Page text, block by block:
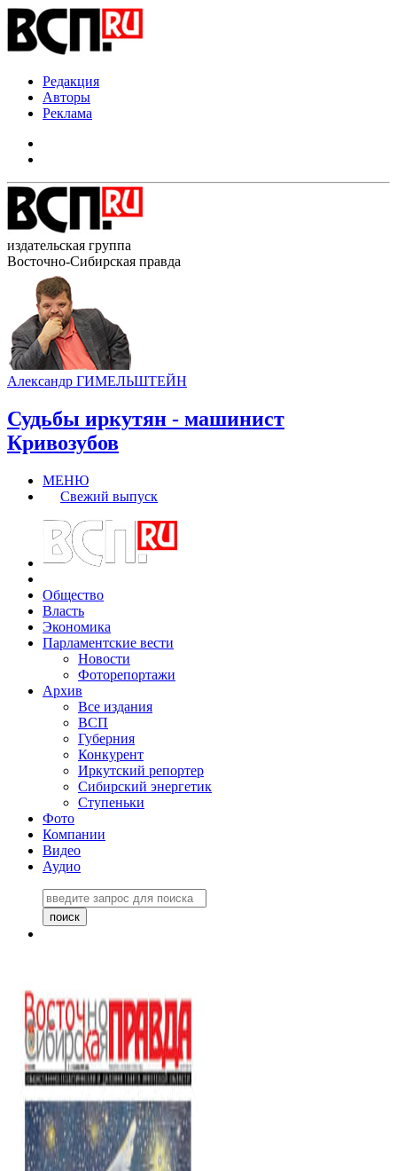
Редакция
Авторы
Реклама
издательская группа
Восточно-Сибирская правда
Александр ГИМЕЛЬШТЕЙН
Судьбы иркутян - машинист
Кривозубов
МЕНЮ
Свежий выпуск
Общество
Власть
Экономика
Парламентские вести
Новости
Фоторепортажи
Архив
Все издания
ВСП
Губерния
Конкурент
Иркутский репортер
Сибирский энергетик
Ступеньки
Фото
Компании
Видео
Аудио